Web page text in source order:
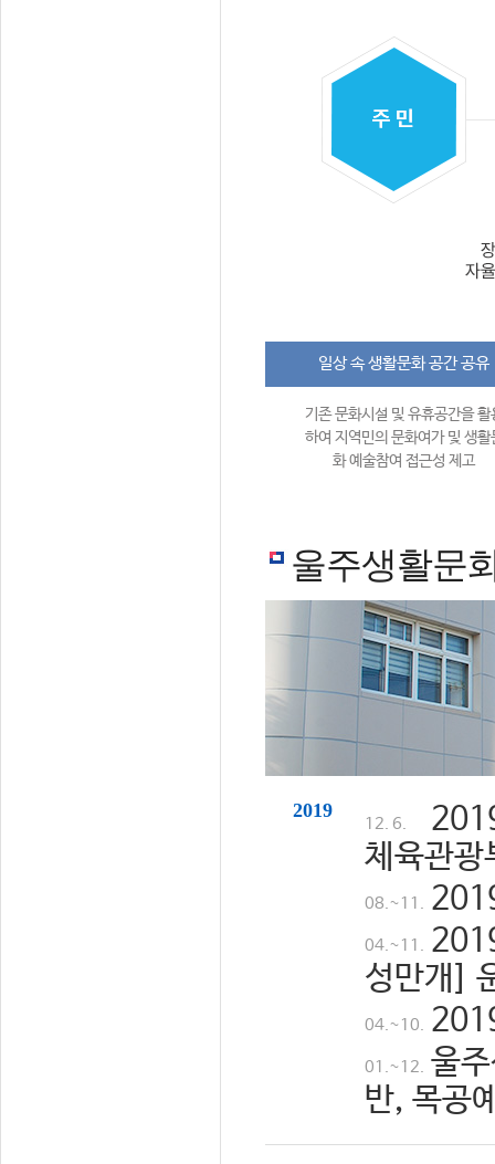
일상 속 생활문화 공간 공유
기존 문화시설 및 유휴공간을 활
하여 지역민의 문화여가 및 생활
화 예술참여 접근성 제고
울주생활문
2019
12. 6.
체육관광
08.~11.
04.~11.
성만개]
04.~10.
01.~12. 울
반, 목공